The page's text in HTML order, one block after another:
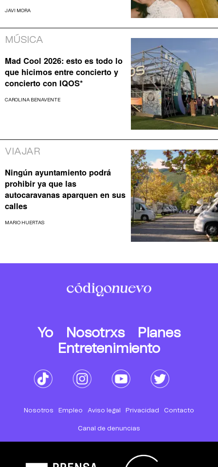
JAVI MORA
MÚSICA
Mad Cool 2026: esto es todo lo
que hicimos entre concierto y
concierto con IQOS*
CAROLINA BENAVENTE
VIAJAR
Ningún ayuntamiento podrá
prohibir ya que las
autocaravanas aparquen en sus
calles
MARIO HUERTAS
Yo Nosotrxs
Planes
Entretenimiento
Nosotros Empleo Aviso legal Privacidad Contacto
Canal de denuncias